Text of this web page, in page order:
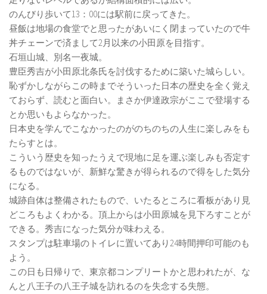
のんびり歩いて13：00には駅前に戻ってきた。
昼飯は地場の食堂でと思ったがあいにく閉まっていたので牛
丼チェーンで済まして2月以来の小田原を目指す。
石垣山城、別名一夜城。
豊臣秀吉が小田原北条氏を討伐するために築いた城らしい。
恥ずかしながらこの時までそういった日本の歴史を全く覚え
ておらず、読むと面白い。まさか伊達政宗がここで登場する
とか思いもよらなかった。
日本史を学んでこなかったのがのちのちの人生に楽しみをも
たらすとは。
こういう歴史を知ったうえで現地に足を運ぶ楽しみも否定す
るものではないが、新鮮な驚きが得られるので得をした気分
になる。
城跡自体は整備されたもので、いたるところに看板があり見
どころもよくわかる。頂上からは小田原城を見下ろすことが
できる。秀吉になった気分が味わえる。
スタンプは駐車場のトイレに置いてあり24時間押印可能のも
よう。
この日も日帰りで、東京都コンプリートかと思われたが、な
んと八王子の八王子城を訪れるのを失念する失態。